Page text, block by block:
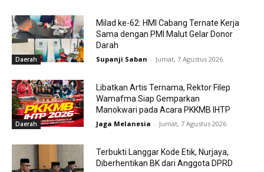
Daerah
Milad ke-62: HMI Cabang Ternate Kerja
Sama dengan PMI Malut Gelar Donor
Darah
Supanji Saban - Jumat, 7 Agustus 2026
Daerah
Libatkan Artis Ternama, Rektor Filep
Wamafma Siap Gemparkan
Manokwari pada Acara PKKMB IHTP
Jaga Melanesia - Jumat, 7 Agustus 2026
Terbukti Langgar Kode Etik, Nurjaya,
Diberhentikan BK dari Anggota DPRD